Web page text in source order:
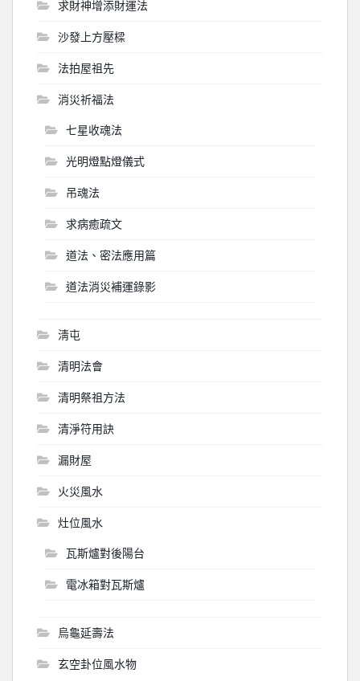
求財神增添財運法
沙發上方壓樑
法拍屋祖先
消災祈福法
七星收魂法
光明燈點燈儀式
吊魂法
求病癒疏文
道法、密法應用篇
道法消災補運錄影
淸屯
清明法會
清明祭祖方法
清淨符用訣
漏財屋
火災風水
灶位風水
瓦斯爐對後陽台
電冰箱對瓦斯爐
烏龜延壽法
玄空卦位風水物